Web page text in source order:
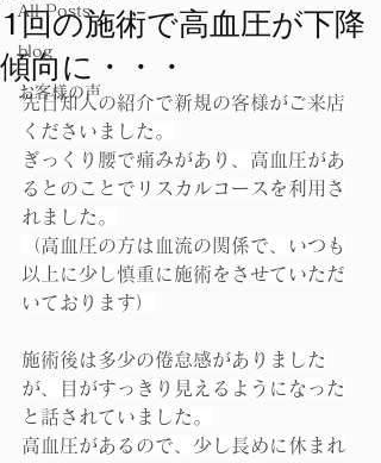
All Posts
blog
お客様の声
1回の施術で高血圧が下降
傾向に・・・
先日知人の紹介で新規の客様がご来店
くださいました。
ぎっくり腰で痛みがあり、高血圧があ
るとのことでリスカルコースを利用さ
れました。
（高血圧の方は血流の関係で、いつも
以上に少し慎重に施術をさせていただ
いております）
施術後は多少の倦怠感がありました
が、目がすっきり見えるようになった
と話されていました。
高血圧があるので、少し長めに休まれ